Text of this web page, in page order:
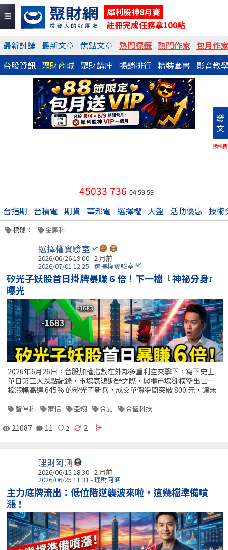
犀利股神8月賽
註冊完成任務拿100點
最新討論 最新文章 焦點文章 熱門標籤 熱門作家 包月作
台股資訊 聚財商城 聚財講座 暢銷排行 精裝套書 影音教
發
文
換稿費
45033 736 04:59:59
台指期 台積電 期貨 華邦電 選擇權 大盤 活動優惠 技術
標籤： 金麗科
選擇權實驗室
2026/06/26 19:00 - 2 月前
2026/07/01 12:25 - 選擇權實驗室
矽光子妖股首日掛牌暴賺 6 倍！下一檔『神祕分身』
曝光
2026年6月26日，台股加權指數在外部多重利空夾擊下，寫下史上
單日第三大跌點紀錄，市場哀鴻遍野之際，興櫃市場卻橫空出世一
檔漲幅高達 645% 的矽光子新兵，成交單價瞬間突破 800 元，讓無
智伸科 蒙恬 亞翔 合晶 合聖科技
21087 11 2
理財阿涵
2026/06/15 18:30 - 2 月前
2026/06/25 11:31 - 理財阿涵
主力底牌流出：低位階逆襲波來啦，這幾檔準備噴
漲！